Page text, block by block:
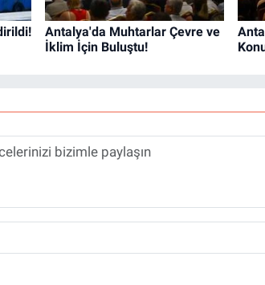
Antalya'da Muhtarlar Çevre ve
İklim İçin Buluştu!